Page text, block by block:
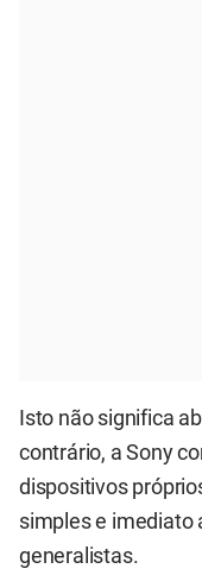
Isto não significa
contrário, a Sony
dispositivos
simples e imediato
generalistas.